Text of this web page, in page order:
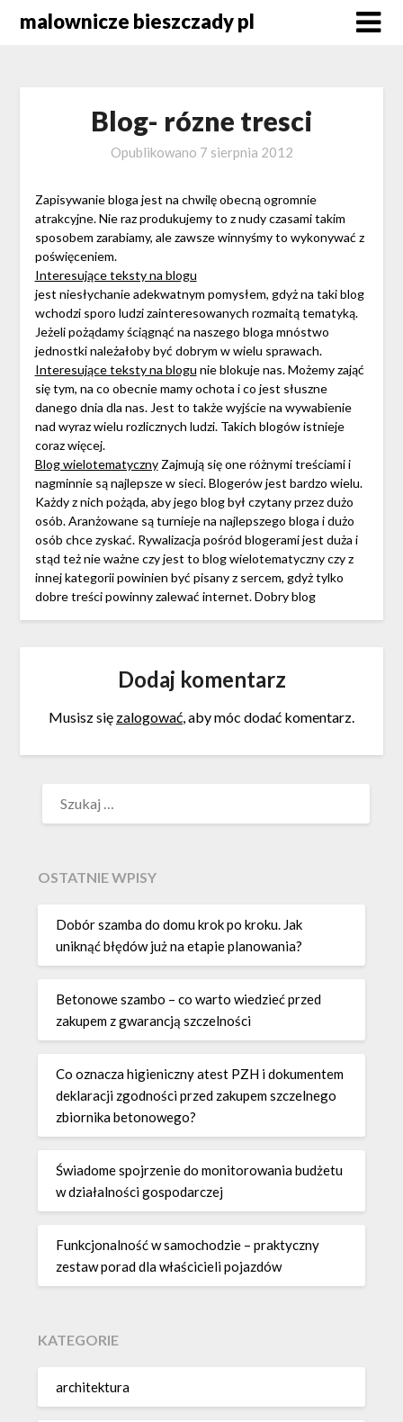
malownicze bieszczady pl
Blog- rózne tresci
Opublikowano 7 sierpnia 2012
Zapisywanie bloga jest na chwilę obecną ogromnie
atrakcyjne. Nie raz produkujemy to z nudy czasami takim
sposobem zarabiamy, ale zawsze winnyśmy to wykonywać z
poświęceniem.
Interesujące teksty na blogu
jest niesłychanie adekwatnym pomysłem, gdyż na taki blog
wchodzi sporo ludzi zainteresowanych rozmaitą tematyką.
Jeżeli pożądamy ściągnąć na naszego bloga mnóstwo
jednostki należałoby być dobrym w wielu sprawach.
Interesujące teksty na blogu nie blokuje nas. Możemy zająć
się tym, na co obecnie mamy ochota i co jest słuszne
danego dnia dla nas. Jest to także wyjście na wywabienie
nad wyraz wielu rozlicznych ludzi. Takich blogów istnieje
coraz więcej.
Blog wielotematycznyZajmują się one różnymi treściami i
nagminnie są najlepsze w sieci. Blogerów jest bardzo wielu.
Każdy z nich pożąda, aby jego blog był czytany przez dużo
osób. Aranżowane są turnieje na najlepszego bloga i dużo
osób chce zyskać. Rywalizacja pośród blogerami jest duża i
stąd też nie ważne czy jest to blog wielotematyczny czy z
innej kategorii powinien być pisany z sercem, gdyż tylko
dobre treści powinny zalewać internet. Dobry blog
Dodaj komentarz
Musisz się zalogować, aby móc dodać komentarz.
OSTATNIE WPISY
Dobór szamba do domu krok po kroku. Jak
uniknąć błędów już na etapie planowania?
Betonowe szambo – co warto wiedzieć przed
zakupem z gwarancją szczelności
Co oznacza higieniczny atest PZH i dokumentem
deklaracji zgodności przed zakupem szczelnego
zbiornika betonowego?
Świadome spojrzenie do monitorowania budżetu
w działalności gospodarczej
Funkcjonalność w samochodzie – praktyczny
zestaw porad dla właścicieli pojazdów
KATEGORIE
architektura